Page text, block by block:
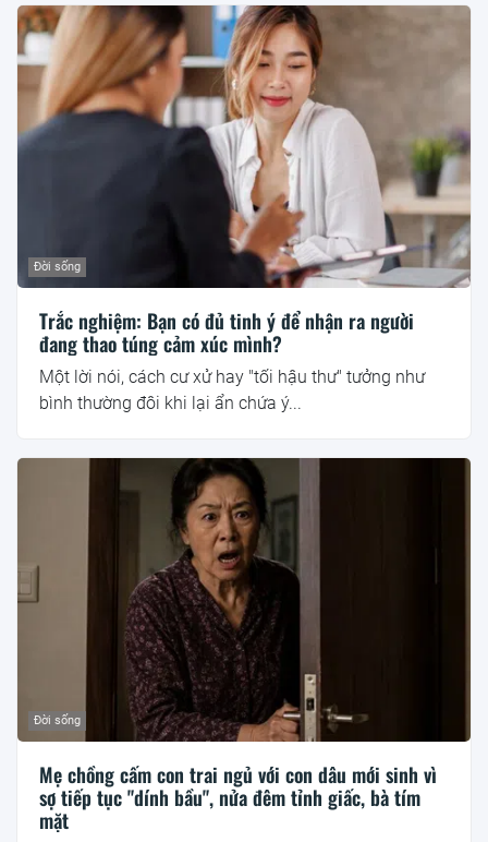
Đời sống
Trắc nghiệm: Bạn có đủ tinh ý để nhận ra người
đang thao túng cảm xúc mình?
Một lời nói, cách cư xử hay "tối hậu thư" tưởng như
bình thường đôi khi lại ẩn chứa ý...
Đời sống
Mẹ chồng cấm con trai ngủ với con dâu mới sinh vì
sợ tiếp tục "dính bầu", nửa đêm tỉnh giấc, bà tím
mặt